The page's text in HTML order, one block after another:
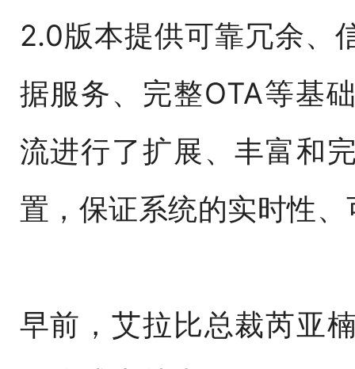
2.0版本提供可靠冗余、
据服务、完整OTA等基
流进行了扩展、丰富和
置，保证系统的实时性
早前，艾拉比总裁芮亚